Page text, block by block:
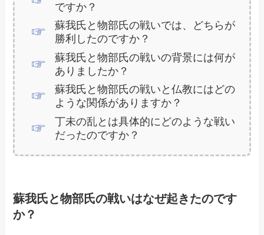
ですか？
蘇我氏と物部氏の戦いでは、どちらが
勝利したのですか？
蘇我氏と物部氏の戦いの背景には何が
ありましたか？
蘇我氏と物部氏の戦いと仏教にはどの
ような関係がありますか？
丁未の乱とは具体的にどのような戦い
だったのですか？
蘇我氏と物部氏の戦いはなぜ起きたのです
か？